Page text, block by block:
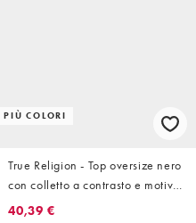
PIÙ COLORI
True Religion - Top oversize nero
con colletto a contrasto e motivo
sportivo
40,39 €